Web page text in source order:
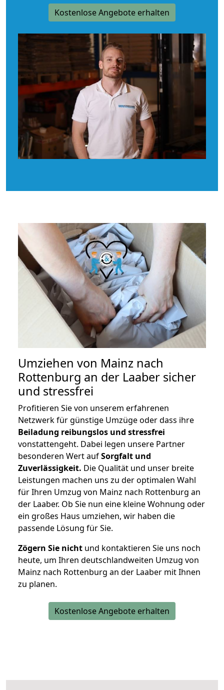
Kostenlose Angebote erhalten
Umziehen von Mainz nach
Rottenburg an der Laaber sicher
und stressfrei
Profitieren Sie von unserem erfahrenen
Netzwerk für günstige Umzüge oder dass ihre
Beiladung reibungslos und stressfrei
vonstattengeht. Dabei legen unsere Partner
besonderen Wert aufSorgfalt und
Zuverlässigkeit. Die Qualität und unser breite
Leistungen machen uns zu der optimalen Wahl
für Ihren Umzug von Mainz nach Rottenburg an
der Laaber. Ob Sie nun eine kleine Wohnung oder
ein großes Haus umziehen, wir haben die
passende Lösung für Sie.
Zögern Sie nicht und kontaktieren Sie uns noch
heute, um Ihren deutschlandweiten Umzug von
Mainz nach Rottenburg an der Laaber mit Ihnen
zu planen.
Kostenlose Angebote erhalten